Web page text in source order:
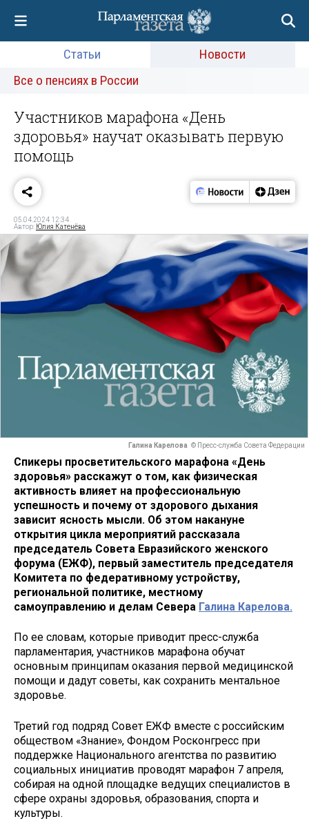
Статьи
Новости
Все о пенсиях в России
Участников марафона «День
здоровья» научат оказывать первую
помощь
05.04.2024 12:34
Автор: Юлия Катенёва
Галина Карелова © Пресс-служба Совета Федерации
Спикеры просветительского марафона «День
здоровья» расскажут о том, как физическая
активность влияет на профессиональную
успешность и почему от здорового дыхания
зависит ясность мысли. Об этом накануне
открытия цикла мероприятий рассказала
председатель Совета Евразийского женского
форума (ЕЖФ), первый заместитель председателя
Комитета по федеративному устройству,
региональной политике, местному
самоуправлению и делам Севера Галина Карелова.
По ее словам, которые приводит пресс-служба
парламентария, участников марафона обучат
основным принципам оказания первой медицинской
помощи и дадут советы, как сохранить ментальное
здоровье.
Третий год подряд Совет ЕЖФ вместе с российским
обществом «Знание», Фондом Росконгресс при
поддержке Национального агентства по развитию
социальных инициатив проводят марафон 7 апреля,
собирая на одной площадке ведущих специалистов в
сфере охраны здоровья, образования, спорта и
культуры.